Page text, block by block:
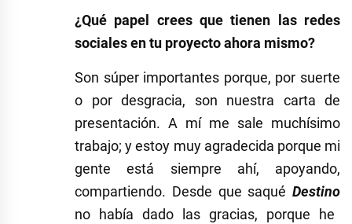
¿Qué papel crees que tienen las redes
sociales en tu proyecto ahora mismo?
Son súper importantes porque, por suerte
o por desgracia, son nuestra carta de
presentación. A mí me sale muchísimo
trabajo; y estoy muy agradecida porque mi
gente está siempre ahí, apoyando,
compartiendo. Desde que saqué Destino
no había dado las gracias, porque he